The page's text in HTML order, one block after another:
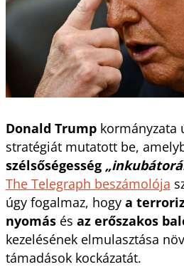
Donald Trumpkormányzata
stratégiát mutatott be,
szélsőségesség
The Telegraph beszámolója
úgy fogalmaz, hogy a
nyomásés az erőszakos
kezelésének elmulasztása
támadások kockázatát.